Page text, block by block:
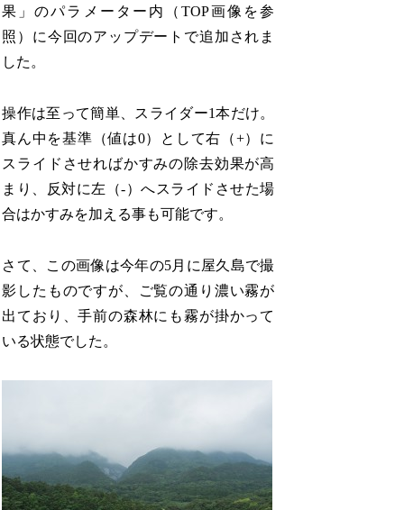
果」のパラメーター内（TOP画像を参
照）に今回のアップデートで追加されま
した。
操作は至って簡単、スライダー1本だけ。
真ん中を基準（値は0）として右（+）に
スライドさせればかすみの除去効果が高
まり、反対に左（-）へスライドさせた場
合はかすみを加える事も可能です。
さて、この画像は今年の5月に屋久島で撮
影したものですが、ご覧の通り濃い霧が
出ており、手前の森林にも霧が掛かって
いる状態でした。